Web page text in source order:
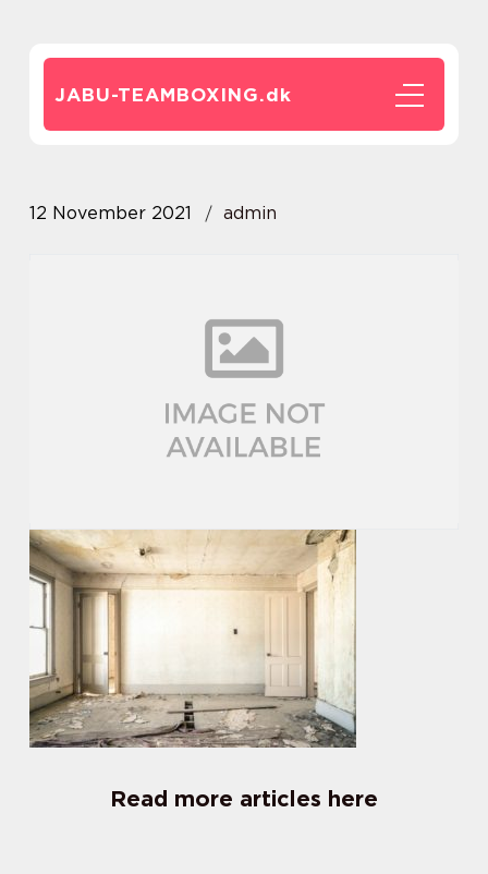
JABU-TEAMBOXING.dk
12 November 2021 admin
Read more articles here